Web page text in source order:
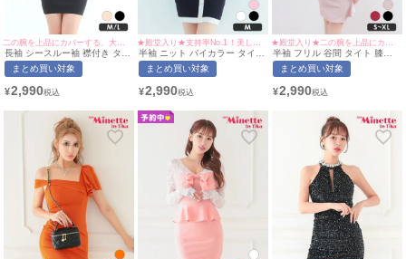
長袖 シースルー袖 襟付き タイ
トドレス (今井アンジェリカ着
用/M~Lサイズ対応) |
まとめ買い対象
¥2,990
半袖 ニット バイカラー タイト
ドレス (せいせい着用/Mサイズ
対応) | myMinette/マイミネッ
まとめ買い対象
¥2,990
半袖 フリル 谷間 タイト 膝丈
ドレス (せいせい着用/S~XLサ
イズ対応) | myMinette/マイミ
まとめ買い対象
¥2,990